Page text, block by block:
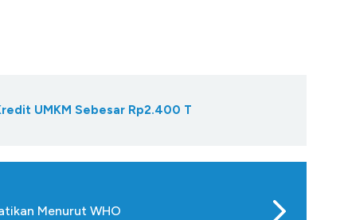
UMKM Sebesar Rp2.400 T
Menurut WHO